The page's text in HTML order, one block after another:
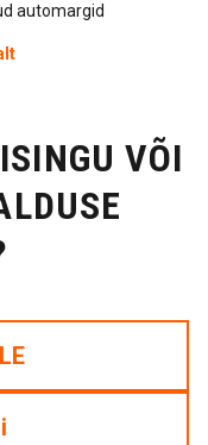
automargid
VÕI